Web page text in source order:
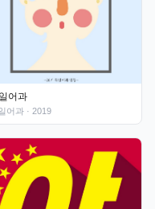
어과
어과 · 2019